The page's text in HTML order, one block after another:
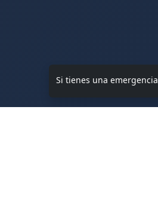
Si tienes una emergencia